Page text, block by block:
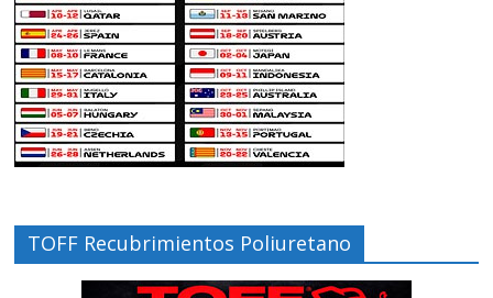
TOFF Recubrimientos Poliuretano